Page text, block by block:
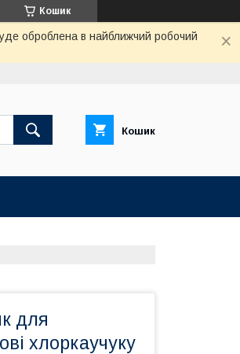
Кошик
оброблена в найближчий робочий
Кошик
для
хлоркаучуку